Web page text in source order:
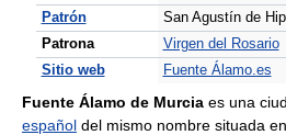
Patrón
San Agustín de
Patrona
Virgen del Rosario
Sitio web
Fuente Álamo.es
Fuente Álamo de Murcia es una
español del mismo nombre situada